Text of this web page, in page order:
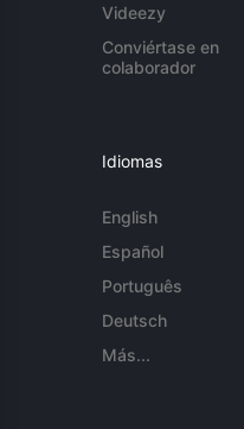
Videezy
Conviértase en
colaborador
Idiomas
English
Español
Português
Deutsch
Más...